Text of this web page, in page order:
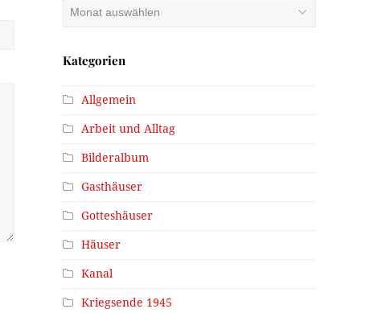
Kategorien
Allgemein
Arbeit und Alltag
Bilderalbum
Gasthäuser
Gotteshäuser
Häuser
Kanal
Kriegsende 1945